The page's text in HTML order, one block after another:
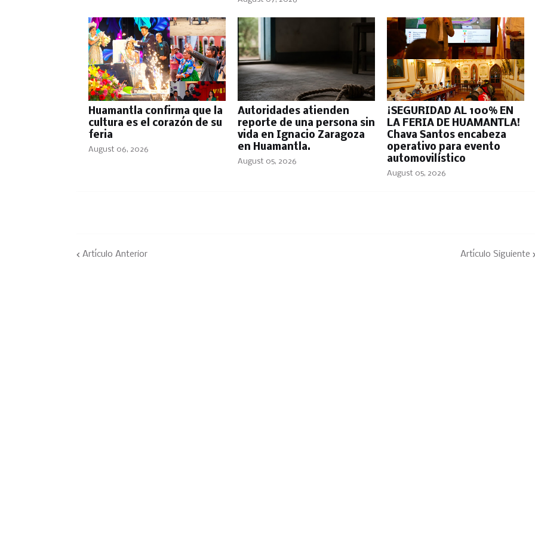
Huamantla confirma que la
cultura es el corazón de su
feria
August 06, 2026
Autoridades atienden
reporte de una persona sin
vida en Ignacio Zaragoza
en Huamantla.
August 05, 2026
¡SEGURIDAD AL 100% EN
LA FERIA DE HUAMANTLA!
Chava Santos encabeza
operativo para evento
automovilístico
August 05, 2026
Artículo Anterior Artículo Siguiente